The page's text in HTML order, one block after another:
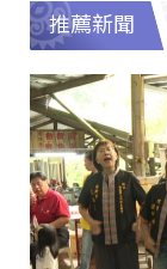
推薦新聞